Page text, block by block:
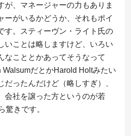
が、マネージャーの力もありま
ーがいるかどうか、それもポイ
す。スティーヴン・ライト氏の
いことは略しますけど、いろい
なこととかあってそうなって
WalsumだとかHarold Holtみたい
だったんだけど（略しすぎ）、
会社を譲った方というのが若
驚きです。